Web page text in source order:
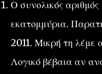
Ο συνολικός
εκατομμύρια.
2011. Μικρή τη λέμε
Λογικό βέβαια αν